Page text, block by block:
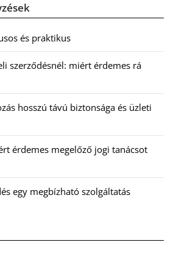
és praktikus
szerződésnél: miért érdemes rá
hosszú távú biztonsága és üzleti
érdemes megelőző jogi tanácsot
egy megbízható szolgáltatás